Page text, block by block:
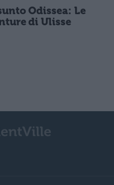
Odissea: Le
di Ulisse